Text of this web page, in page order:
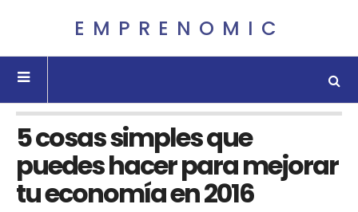
EMPRENOMIC
5 cosas simples que
puedes hacer para mejorar
tu economía en 2016